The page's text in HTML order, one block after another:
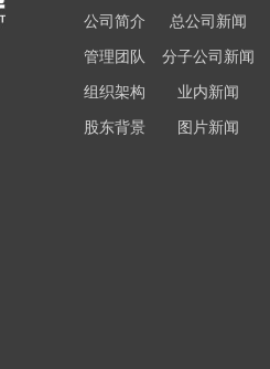
公司简介
管理团队
组织架构
股东背景
总公司新闻
分子公司新闻
业内新闻
图片新闻